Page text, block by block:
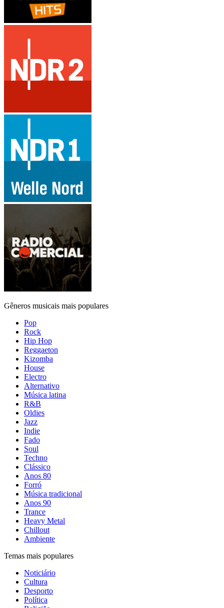
Gêneros musicais mais populares
Pop
Rock
Hip Hop
Reggaeton
Kizomba
House
Electro
Alternativo
Música latina
R&B
Oldies
Jazz
Indie
Fado
Soul
Techno
Clássico
Anos 80
Forró
Música tradicional
Anos 90
Trance
Heavy Metal
Chillout
Ambiente
Temas mais populares
Noticiário
Cultura
Desporto
Política